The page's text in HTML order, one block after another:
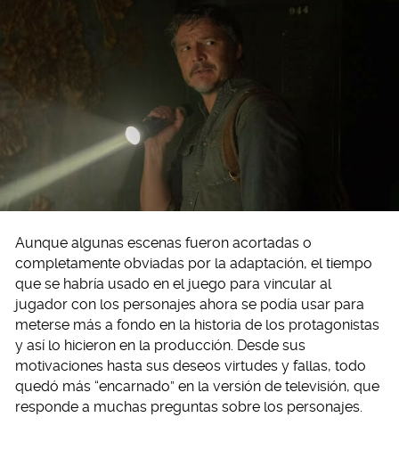
Aunque algunas escenas fueron acortadas o
completamente obviadas por la adaptación, el tiempo
que se habría usado en el juego para vincular al
jugador con los personajes ahora se podía usar para
meterse más a fondo en la historia de los protagonistas
y así lo hicieron en la producción. Desde sus
motivaciones hasta sus deseos virtudes y fallas, todo
quedó más “encarnado” en la versión de televisión, que
responde a muchas preguntas sobre los personajes.